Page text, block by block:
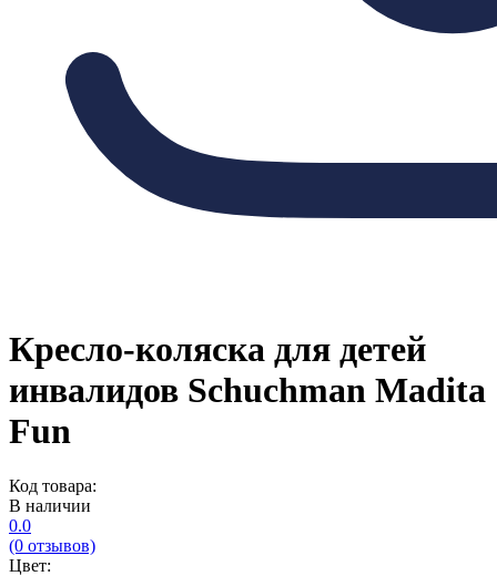
Кресло-коляска для детей
инвалидов Schuchman Madita
Fun
Код товара:
В наличии
0.0
(0 отзывов)
Цвет: